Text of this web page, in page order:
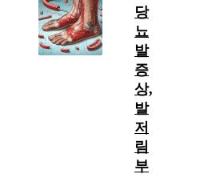
당
뇨
발
증
상,
발
저
림
부